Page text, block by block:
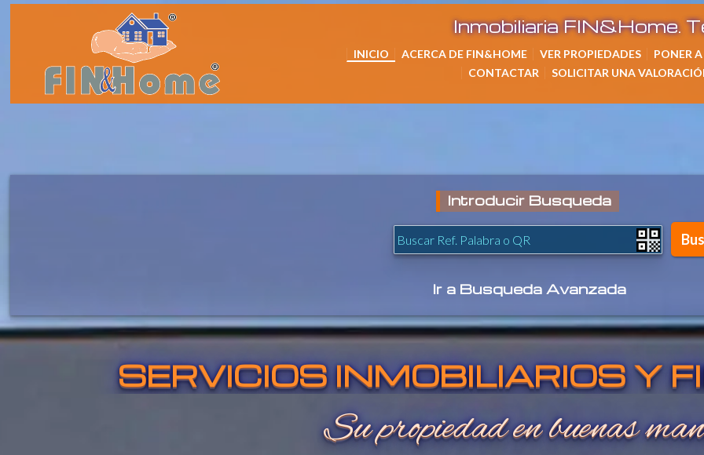
INMOBILIARIA FIN&HOMEInmobiliaria FIN&Home.
INICIO ACERCA DE FIN&HOME VER PROPIEDADES
PONER
CONTACTAR
SOLICITAR UNA
Introducir Busqueda
Ir a Busqueda Avanzada
SERVICIOS INMOBILIARIOS Y
Su propiedad en buenas